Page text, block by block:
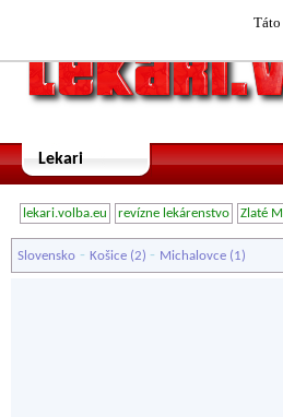
Lekari
lekari.volba.eu revízne lekárenstvo Zlaté
Slovensko - Košice (2) - Michalovce (1)